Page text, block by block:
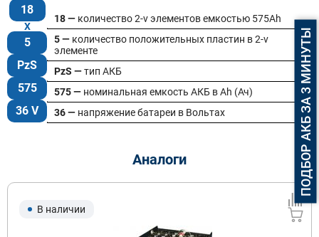
18
5
PzS
575
36 V
18 — количество 2-v элементов емкостью 575Ah
36 — напряжение батареи в Вольтах
5 — количество положительных пластин в 2-v
элементе
575 — номинальная емкость АКБ в Ah (Ач)
PzS —тип АКБ
Аналоги
В наличии
ПОДБОР АКБ ЗА 3 МИНУТЫ